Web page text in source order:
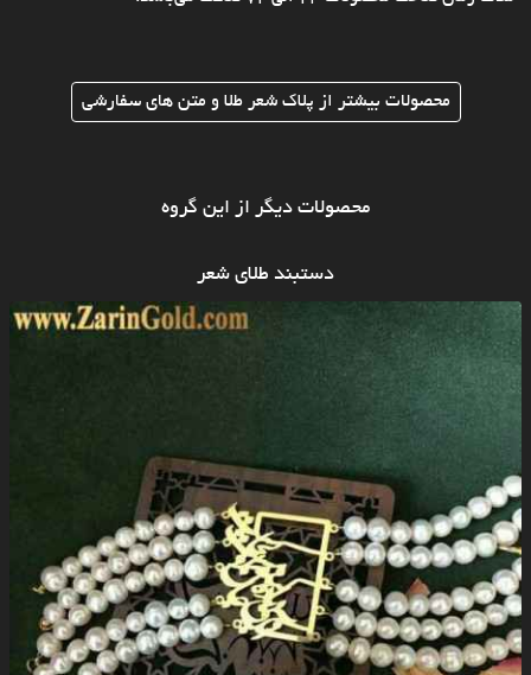
محصولات بیشتر از پلاک شعر طلا و متن های سفارشی
محصولات دیگر از این گروه
دستبند طلای شعر